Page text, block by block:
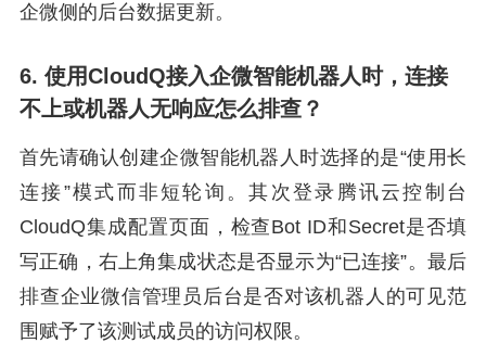
企微侧的后台数据更新。
6. 使用CloudQ接入企微智能机器人时，连接
不上或机器人无响应怎么排查？
首先请确认创建企微智能机器人时选择的是“使用长
连接”模式而非短轮询。其次登录腾讯云控制台
CloudQ集成配置页面，检查Bot ID和Secret是否填
写正确，右上角集成状态是否显示为“已连接”。最后
排查企业微信管理员后台是否对该机器人的可见范
围赋予了该测试成员的访问权限。